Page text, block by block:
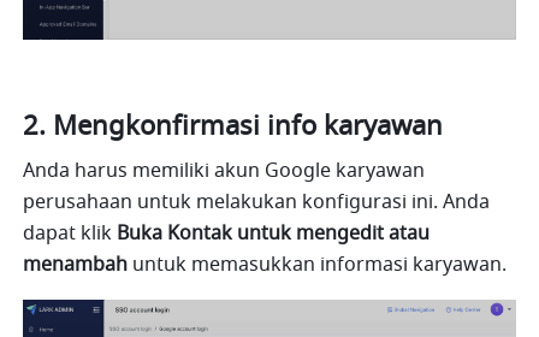
Mengkonfirmasi info karyawan
Anda harus memiliki akun Google karyawan
perusahaan untuk melakukan konfigurasi ini. Anda
dapat klik Buka Kontak untuk mengedit atau
menambah untuk memasukkan informasi karyawan.